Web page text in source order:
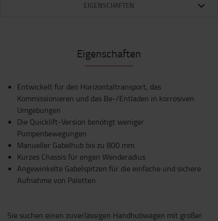
EIGENSCHAFTEN
Eigenschaften
Entwickelt für den Horizontaltransport, das
Kommissionieren und das Be-/Entladen in korrosiven
Umgebungen
Die Quicklift-Version benötigt weniger
Pumpenbewegungen
Manueller Gabelhub bis zu 800 mm
Kurzes Chassis für engen Wenderadius
Angewinkelte Gabelspitzen für die einfache und sichere
Aufnahme von Paletten
Sie suchen einen zuverlässigen Handhubwagen mit großer